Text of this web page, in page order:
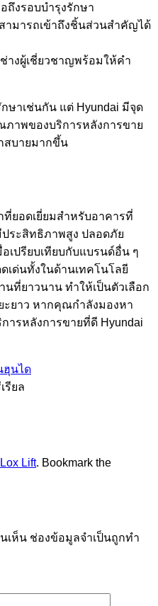
ถึงรอบบำรุงรักษา
ามารถเข้าถึงชิ้นส่วนสำคัญได้
างผู้เชี่ยวชาญพร้อมให้คำ
ษาเช่นกัน แต่ Hyundai มีจุด
ภาพของบริการหลังการขาย
สบายมากขึ้น
ที่ยอดเยี่ยมสำหรับอาคารที่
ระสิทธิภาพสูง ปลอดภัย
เปรียบเทียบกับแบรนด์อื่น ๆ
เด่นทั้งในด้านเทคโนโลยี
ที่ยาวนาน ทำให้เป็นตัวเลือก
ะยาว หากคุณกำลังมองหา
รหลังการขายที่ดี Hyundai
ฮุนได
รียล
Lox Lift. Bookmark the
เห็น ช่องข้อมูลจำเป็นถูกทำ